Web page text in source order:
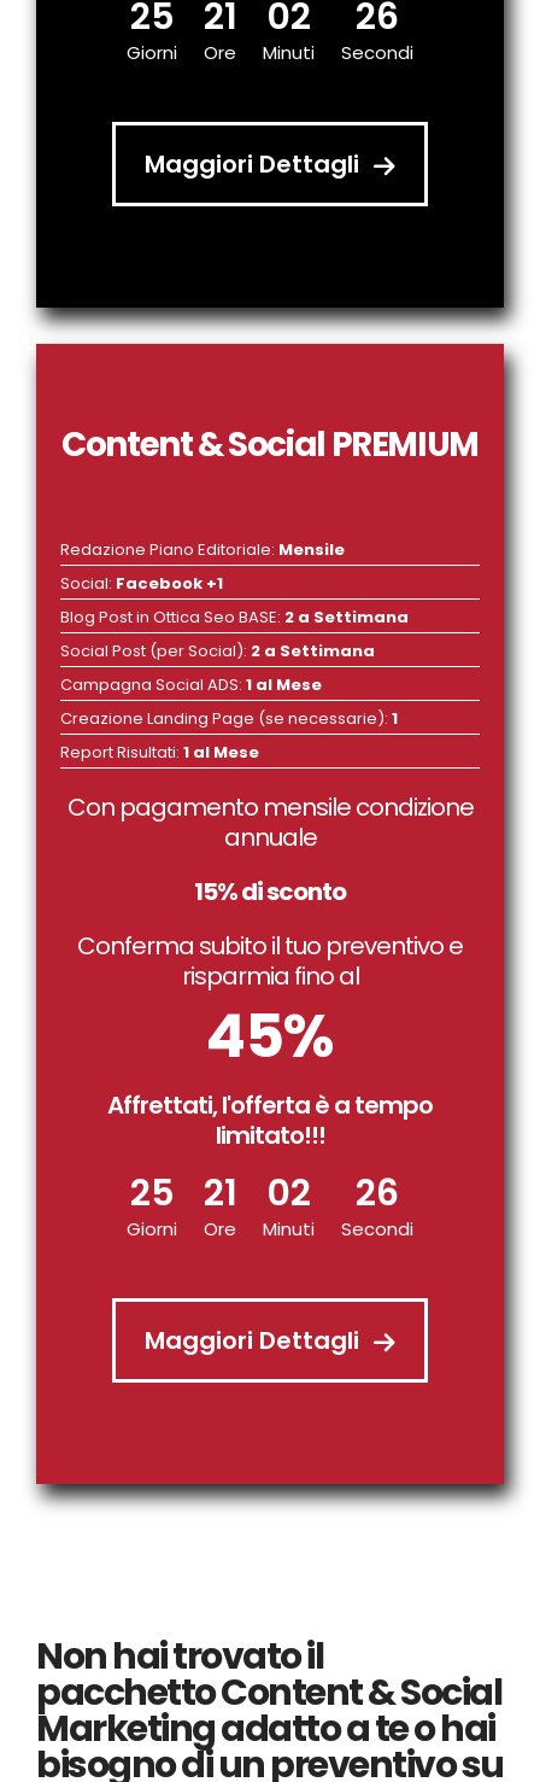
25
Giorni
21
Ore
02
Minuti
25
Secondi
Maggiori Dettagli
Content & Social PREMIUM
Redazione Piano Editoriale: Mensile
Social: Facebook +1
Blog Post in Ottica Seo BASE: 2 a Settimana
Social Post (per Social): 2 a Settimana
Campagna Social ADS: 1 al Mese
Creazione Landing Page (se necessarie): 1
Report Risultati: 1 al Mese
Con pagamento mensile condizione
annuale
15% di sconto
Conferma subito il tuo preventivo e
risparmia fino al
45%
Affrettati, l'offerta è a tempo
limitato!!!
25
Giorni
21
Ore
02
Minuti
25
Secondi
Maggiori Dettagli
Non hai trovato il
pacchetto Content & Social
Marketing adatto a te o hai
bisogno di un preventivo su